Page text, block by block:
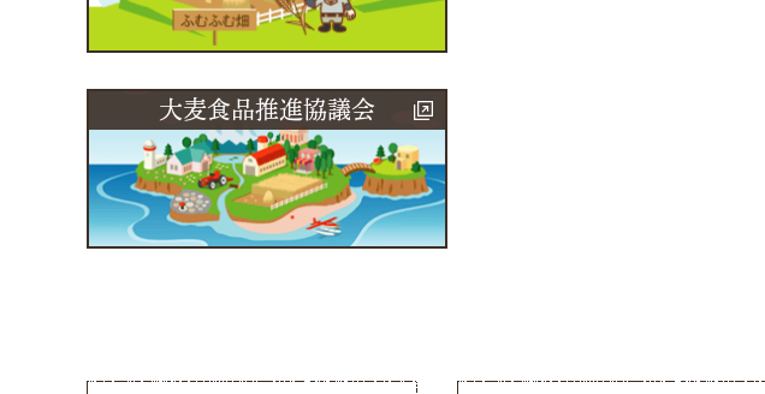
大麦食品推進協議会